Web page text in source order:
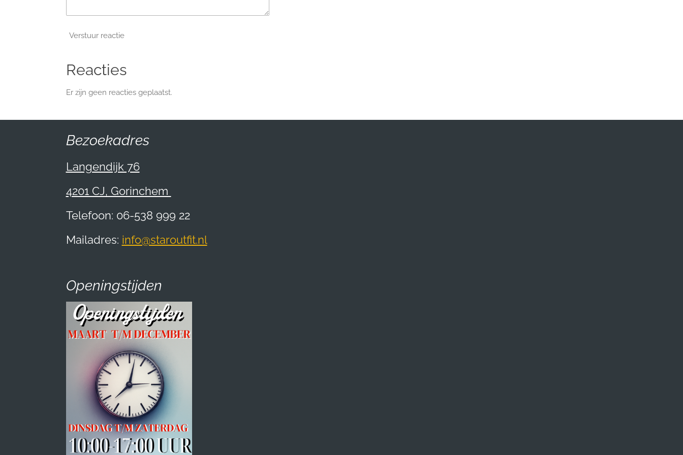
Verstuur reactie
Reacties
Er zijn geen reacties geplaatst.
Bezoekadres
Langendijk 76
4201 CJ, Gorinchem
Telefoon: 06-538 999 22
Mailadres: info@staroutfit.nl
Openingstijden